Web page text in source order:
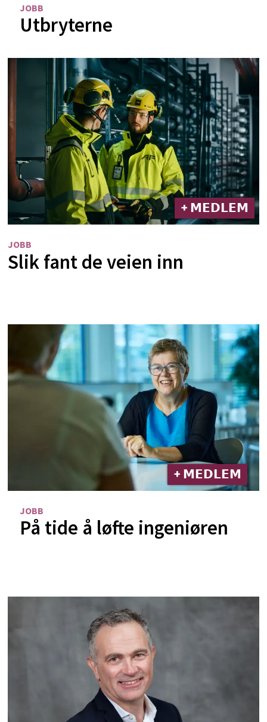
JOBB
Utbryterne
+ 𝗠𝗘𝗗𝗟𝗘𝗠
JOBB
Slik fant de veien inn
+ 𝗠𝗘𝗗𝗟𝗘𝗠
JOBB
På tide å løfte ingeniøren